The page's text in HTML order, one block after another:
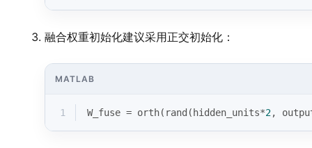
融合权重初始化建议采用正交初始化：
MATLAB
1 W_fuse = orth( rand (hidden_units*2,